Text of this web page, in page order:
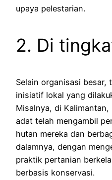
upaya pelestarian.
2. Di
Selain organisasi besar,
inisiatif lokal yang
Misalnya, di
adat telah mengambil
hutan mereka dan
dalamnya, dengan
praktik pertanian
berbasis konservasi.